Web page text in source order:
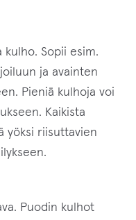
kulho. Sopii esim.
ja avainten
Pieniä kulhoja voi
Kaikista
yöksi riisuttavien
Puodin kulhot